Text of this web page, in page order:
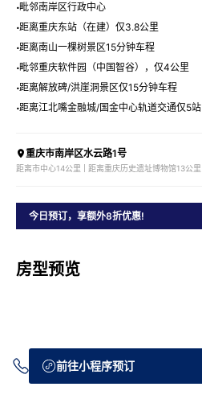
毗邻南岸区行政中心
距离重庆东站（在建）仅3.8公里
距离南山一棵树景区15分钟车程
毗邻重庆软件园（中国智谷），仅4公里
距离解放碑/洪崖洞景区仅15分钟车程
距离江北嘴金融城/国金中心轨道交通仅5站
重庆市南岸区水云路1号
距离市中心14公里 | 距离重庆历史遗址博物馆13公里
今日预订，享额外8折优惠!
房型预览
前往小程序预订